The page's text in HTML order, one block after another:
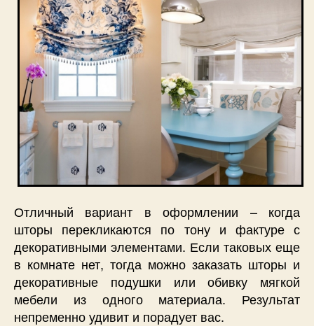
Отличный вариант в оформлении – когда
шторы перекликаются по тону и фактуре с
декоративными элементами. Если таковых еще
в комнате нет, тогда можно заказать шторы и
декоративные подушки или обивку мягкой
мебели из одного материала. Результат
непременно удивит и порадует вас.